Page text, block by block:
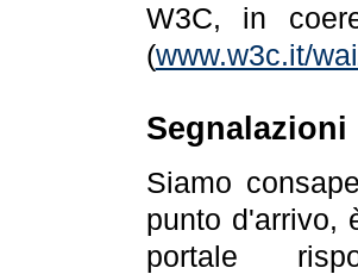
W3C, in
(www.w3c.it/
Segnalazioni
Siamo
punto d'arrivo,
portale